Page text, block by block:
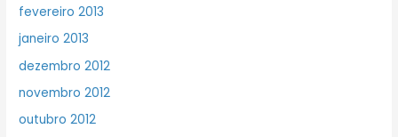
fevereiro 2013
janeiro 2013
dezembro 2012
novembro 2012
outubro 2012